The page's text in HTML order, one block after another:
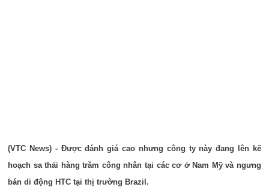
(VTC News) - Được đánh giá cao nhưng công ty này đang lên kế
hoạch sa thải hàng trăm công nhân tại các cơ ở Nam Mỹ và ngưng
bán di động HTC tại thị trường Brazil.